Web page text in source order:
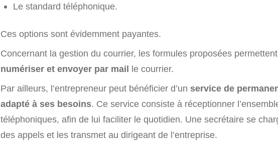
Le standard téléphonique.
Ces options sont évidemment payantes.
Concernant la gestion du courrier, les formules proposées
numériser et envoyer par mail le courrier.
Par ailleurs, l’entrepreneur peut bénéficier d’un service de
adapté à ses besoins. Ce service consiste à réceptionner
téléphoniques, afin de lui faciliter le quotidien. Une secrétaire se
des appels et les transmet au dirigeant de l’entreprise.